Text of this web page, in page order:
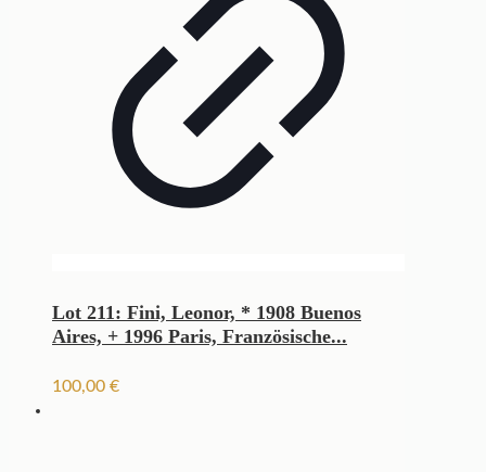
Lot 211: Fini, Leonor, * 1908 Buenos
Aires, + 1996 Paris, Französische...
100,00 €